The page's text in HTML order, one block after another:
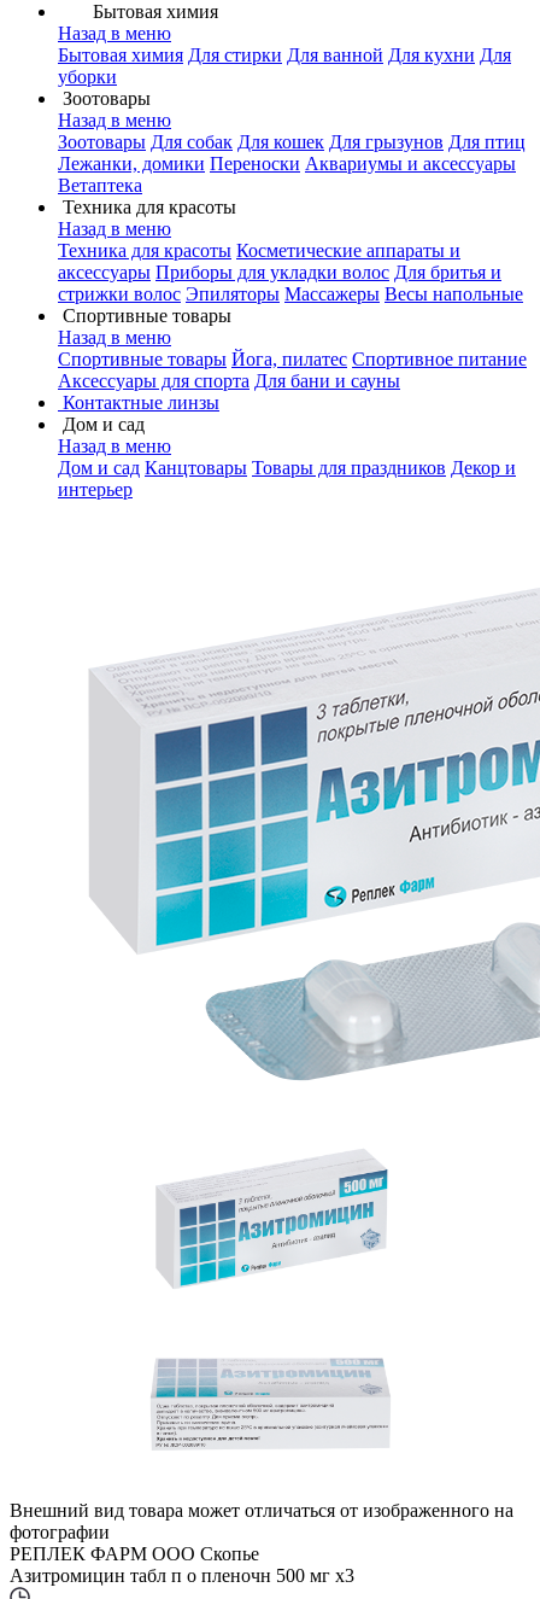
Бытовая химия
Назад в меню
Бытовая химия Для стирки Для ванной Для кухни Для
уборки
Зоотовары
Назад в меню
Зоотовары Для собак Для кошек Для грызунов Для птиц
Лежанки, домики Переноски Аквариумы и аксессуары
Ветаптека
Техника для красоты
Назад в меню
Техника для красоты Косметические аппараты и
аксессуары Приборы для укладки волос Для бритья и
стрижки волос Эпиляторы Массажеры Весы напольные
Спортивные товары
Назад в меню
Спортивные товары Йога, пилатес Спортивное питание
Аксессуары для спорта Для бани и сауны
Контактные линзы
Дом и сад
Назад в меню
Дом и сад Канцтовары Товары для праздников Декор и
интерьер
Внешний вид товара может отличаться от изображенного на
фотографии
РЕПЛЕК ФАРМ ООО Скопье
Азитромицин табл п о пленочн 500 мг x3